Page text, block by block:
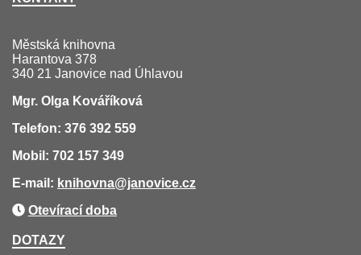
Městská knihovna
Harantova 378
340 21 Janovice nad Úhlavou
Mgr. Olga Kováříková
Telefon: 376 392 559
Mobil: 702 157 349
E-mail: knihovna@janovice.cz
Otevírací doba
DOTAZY